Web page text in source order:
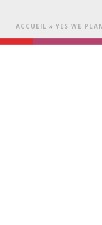
ACCUEIL » YES WE